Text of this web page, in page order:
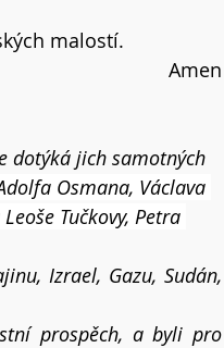
malostí.
Amen
dotýká jich samotných
Osmana, Václava
Tučkovy, Petra
Izrael, Gazu, Sudán,
prospěch, a byli pro